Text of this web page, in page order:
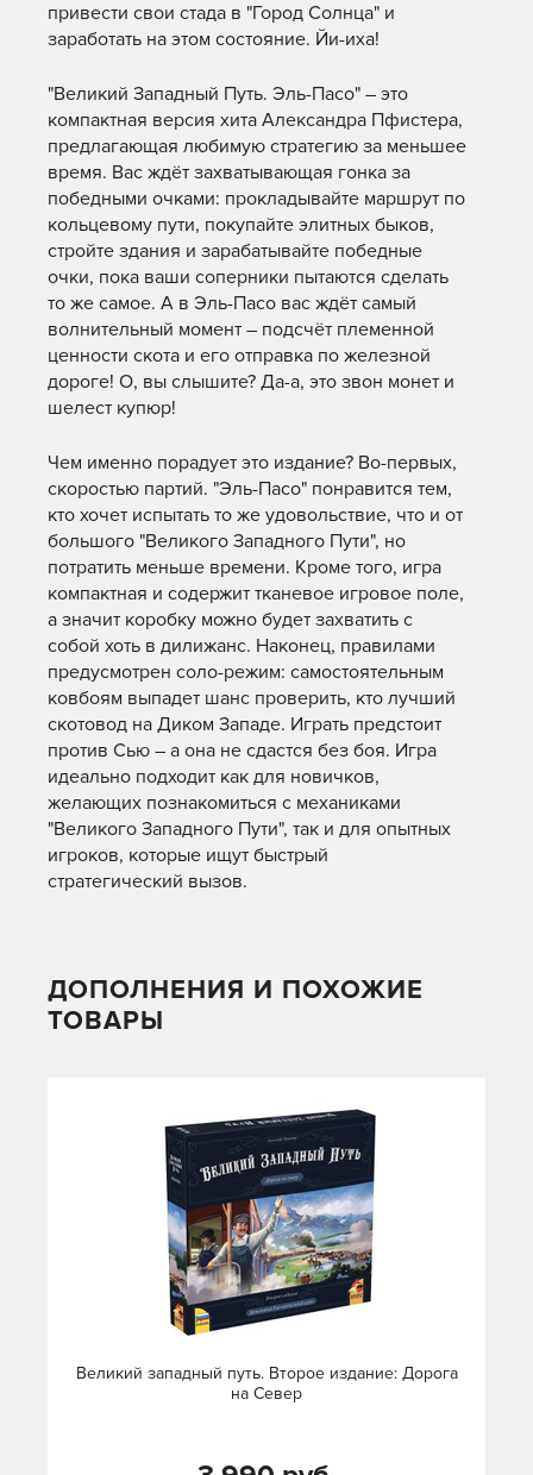
привести свои стада в "Город Солнца" и
заработать на этом состояние. Йи-иха!
"Великий Западный Путь. Эль-Пасо" – это
компактная версия хита Александра Пфистера,
предлагающая любимую стратегию за меньшее
время. Вас ждёт захватывающая гонка за
победными очками: прокладывайте маршрут по
кольцевому пути, покупайте элитных быков,
стройте здания и зарабатывайте победные
очки, пока ваши соперники пытаются сделать
то же самое. А в Эль-Пасо вас ждёт самый
волнительный момент – подсчёт племенной
ценности скота и его отправка по железной
дороге! О, вы слышите? Да-а, это звон монет и
шелест купюр!
Чем именно порадует это издание? Во-первых,
скоростью партий. "Эль-Пасо" понравится тем,
кто хочет испытать то же удовольствие, что и от
большого "Великого Западного Пути", но
потратить меньше времени. Кроме того, игра
компактная и содержит тканевое игровое поле,
а значит коробку можно будет захватить с
собой хоть в дилижанс. Наконец, правилами
предусмотрен соло-режим: самостоятельным
ковбоям выпадет шанс проверить, кто лучший
скотовод на Диком Западе. Играть предстоит
против Сью – а она не сдастся без боя. Игра
идеально подходит как для новичков,
желающих познакомиться с механиками
"Великого Западного Пути", так и для опытных
игроков, которые ищут быстрый
стратегический вызов.
ДОПОЛНЕНИЯ И ПОХОЖИЕ
ТОВАРЫ
Великий западный путь. Второе издание: Дорога
на Север